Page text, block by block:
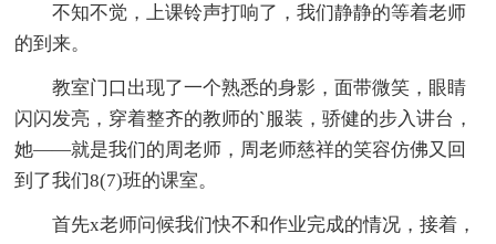
不知不觉，上课铃声打响了，我们静静的等着老师
的到来。
教室门口出现了一个熟悉的身影，面带微笑，眼睛
闪闪发亮，穿着整齐的教师的`服装，骄健的步入讲台，
她——就是我们的周老师，周老师慈祥的笑容仿佛又回
到了我们8(7)班的课室。
首先x老师问候我们快不和作业完成的情况，接着，